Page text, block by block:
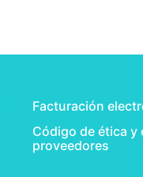
Facturación
Código de ética y
proveedores